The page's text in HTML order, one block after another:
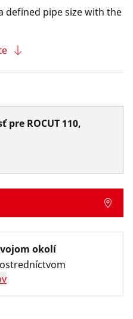
defined pipe size with the
pre ROCUT 110,
okolí